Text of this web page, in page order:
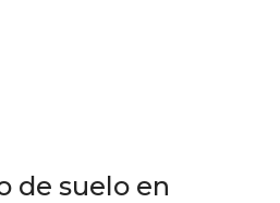
de suelo en